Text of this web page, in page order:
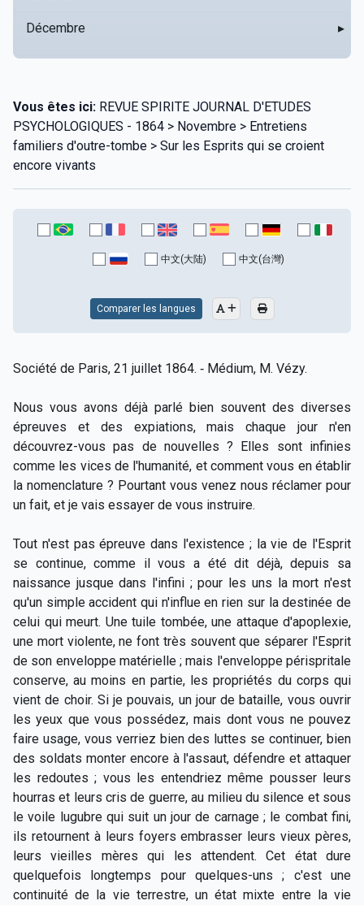
Décembre ▸
Vous êtes ici: REVUE SPIRITE JOURNAL D'ETUDES
PSYCHOLOGIQUES - 1864 > Novembre > Entretiens
familiers d'outre-tombe > Sur les Esprits qui se croient
encore vivants
中文(大陆) 中文(台灣)
Comparer les langues
Société de Paris, 21 juillet 1864. ‑ Médium, M. Vézy.
Nous vous avons déjà parlé bien souvent des diverses
épreuves et des expiations, mais chaque jour n'en
découvrez-vous pas de nouvelles ? Elles sont infinies
comme les vices de l'humanité, et comment vous en établir
la nomenclature ? Pourtant vous venez nous réclamer pour
un fait, et je vais essayer de vous instruire.
Tout n'est pas épreuve dans l'existence ; la vie de l'Esprit
se continue, comme il vous a été dit déjà, depuis sa
naissance jusque dans l'infini ; pour les uns la mort n'est
qu'un simple accident qui n'influe en rien sur la destinée de
celui qui meurt. Une tuile tombée, une attaque d'apoplexie,
une mort violente, ne font très souvent que séparer l'Esprit
de son enveloppe matérielle ; mais l'enveloppe périspritale
conserve, au moins en partie, les propriétés du corps qui
vient de choir. Si je pouvais, un jour de bataille, vous ouvrir
les yeux que vous possédez, mais dont vous ne pouvez
faire usage, vous verriez bien des luttes se continuer, bien
des soldats monter encore à l'assaut, défendre et attaquer
les redoutes ; vous les entendriez même pousser leurs
hourras et leurs cris de guerre, au milieu du silence et sous
le voile lugubre qui suit un jour de carnage ; le combat fini,
ils retournent à leurs foyers embrasser leurs vieux pères,
leurs vieilles mères qui les attendent. Cet état dure
quelquefois longtemps pour quelques-uns ; c'est une
continuité de la vie terrestre, un état mixte entre la vie